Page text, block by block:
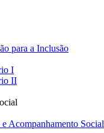
para a Inclusão
I
II
Acompanhamento Social